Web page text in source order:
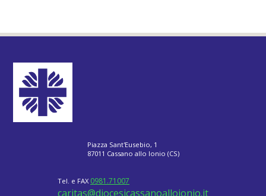
Piazza Sant'Eusebio, 1
87011 Cassano allo Ionio (CS)
Tel. e FAX 0981.71007
caritas@diocesicassanoalloionio.it